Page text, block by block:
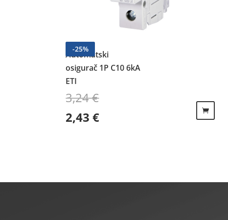
-25%
Automatski
osigurač 1P C10 6kA
ETI
3,24€
Izvorna cijena bila je: 3,24 €.
2,43€Trenutna cijena je: 2,43 €.